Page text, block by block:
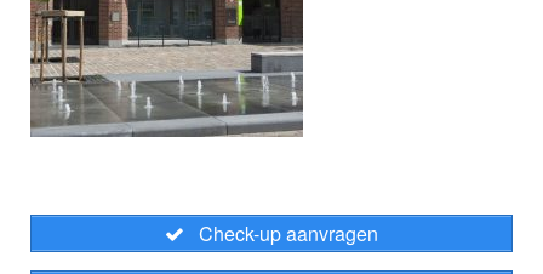
Check-up aanvragen